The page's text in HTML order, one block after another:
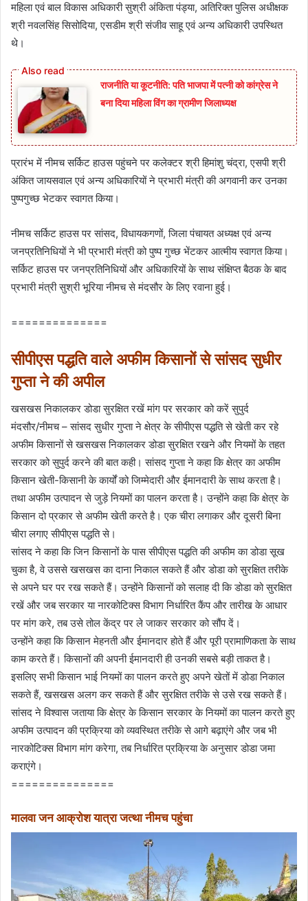
महिला एवं बाल विकास अधिकारी सुश्री अंकिता पंड्या, अतिरिक्त पुलिस अधीक्षक
श्री नवलसिंह सिसोदिया, एसडीम श्री संजीव साहू एवं अन्य अधिकारी उपस्थित
थे।
राजनीति या कूटनीति: पति भाजपा में पत्नी को कांग्रेस ने
बना दिया महिला विंग का ग्रामीण जिलाध्यक्ष
प्रारंभ में नीमच सर्किट हाउस पहुंचने पर कलेक्टर श्री हिमांशु चंद्रा, एसपी श्री
अंकित जायसवाल एवं अन्य अधिकारियों ने प्रभारी मंत्री की अगवानी कर उनका
पुष्पगुच्‍छ भेटकर स्वागत किया।
नीमच सर्किट हाउस पर सांसद, विधायकगणों, जिला पंचायत अध्यक्ष एवं अन्‍य
जनप्रतिनिधियों ने भी प्रभारी मंत्री को पुष्प गुच्छ भेंटकर आत्मीय स्वागत किया।
सर्किट हाउस पर जनप्रतिनिधियों और अधिकारियों के साथ संक्षिप्त बैठक के बाद
प्रभारी मंत्री सुश्री भूरिया नीमच से मंदसौर के लिए रवाना हुई।
==============
सीपीएस पद्धति वाले अफीम किसानों से सांसद सुधीर
गुप्ता ने की अपील
खसखस निकालकर डोडा सुरक्षित रखें मांग पर सरकार को करें सुपुर्द
मंदसौर/नीमच – सांसद सुधीर गुप्ता ने क्षेत्र के सीपीएस पद्धति से खेती कर रहे
अफीम किसानों से खसखस निकालकर डोडा सुरक्षित रखने और नियमों के तहत
सरकार को सुपुर्द करने की बात कही। सांसद गुप्ता ने कहा कि क्षेत्र का अफीम
किसान खेती-किसानी के कार्यों को जिम्मेदारी और ईमानदारी के साथ करता है।
तथा अफीम उत्पादन से जुड़े नियमों का पालन करता है। उन्होंने कहा कि क्षेत्र के
किसान दो प्रकार से अफीम खेती करते है। एक चीरा लगाकर और दूसरी बिना
चीरा लगाए सीपीएस पद्धति से।
सांसद ने कहा कि जिन किसानों के पास सीपीएस पद्धति की अफीम का डोडा सूख
चुका है, वे उससे खसखस का दाना निकाल सकते हैं और डोडा को सुरक्षित तरीके
से अपने घर पर रख सकते हैं। उन्होंने किसानों को सलाह दी कि डोडा को सुरक्षित
रखें और जब सरकार या नारकोटिक्स विभाग निर्धारित कैंप और तारीख के आधार
पर मांग करे, तब उसे तोल केंद्र पर ले जाकर सरकार को सौंप दें।
उन्होंने कहा कि किसान मेहनती और ईमानदार होते हैं और पूरी प्रामाणिकता के साथ
काम करते हैं। किसानों की अपनी ईमानदारी ही उनकी सबसे बड़ी ताकत है।
इसलिए सभी किसान भाई नियमों का पालन करते हुए अपने खेतों में डोडा निकाल
सकते हैं, खसखस अलग कर सकते हैं और सुरक्षित तरीके से उसे रख सकते हैं।
सांसद ने विश्वास जताया कि क्षेत्र के किसान सरकार के नियमों का पालन करते हुए
अफीम उत्पादन की प्रक्रिया को व्यवस्थित तरीके से आगे बढ़ाएंगे और जब भी
नारकोटिक्स विभाग मांग करेगा, तब निर्धारित प्रक्रिया के अनुसार डोडा जमा
कराएंगे।
===============
मालवा जन आक्रोश यात्रा जत्था नीमच पहुंचा